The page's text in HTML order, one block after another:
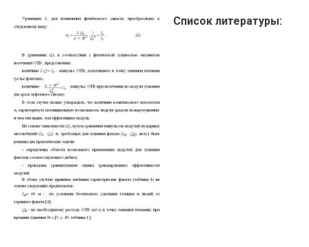
Список литературы: